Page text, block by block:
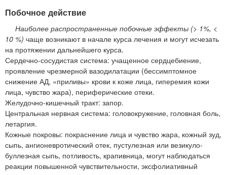
Побочное действие
Наиболее распространенные побочные эффекты (> 1%, <
10 %) чаще возникают в начале курса лечения и могут исчезать
на протяжении дальнейшего курса.
Сердечно-сосудистая система: учащенное сердцебиение,
проявление чрезмерной вазодилатации (бессимптомное
снижение АД, «приливы» крови к коже лица, гиперемия кожи
лица, чувство жара), периферические отеки.
Желудочно-кишечный тракт: запор.
Центральная нервная система: головокружение, головная боль,
летаргия.
Кожные покровы: покраснение лица и чувство жара, кожный зуд,
сыпь, ангионевротический отек, пустулезная или везикуло-
буллезная сыпь, потливость, крапивница, могут наблюдаться
реакции повышенной чувствительности, эксфолиативный